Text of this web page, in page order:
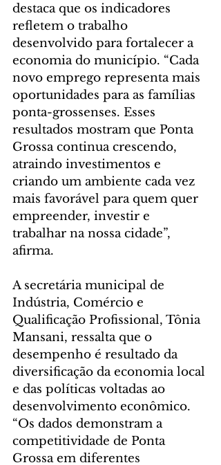
destaca que os indicadores
refletem o trabalho
desenvolvido para fortalecer a
economia do município. “Cada
novo emprego representa mais
oportunidades para as famílias
ponta-grossenses. Esses
resultados mostram que Ponta
Grossa continua crescendo,
atraindo investimentos e
criando um ambiente cada vez
mais favorável para quem quer
empreender, investir e
trabalhar na nossa cidade”,
afirma.
A secretária municipal de
Indústria, Comércio e
Qualificação Profissional, Tônia
Mansani, ressalta que o
desempenho é resultado da
diversificação da economia local
e das políticas voltadas ao
desenvolvimento econômico.
“Os dados demonstram a
competitividade de Ponta
Grossa em diferentes